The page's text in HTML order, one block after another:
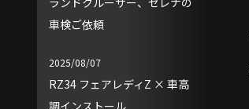
車検ご依頼
2025/08/07
RZ34 フェアレディZ × 車高
調インストール